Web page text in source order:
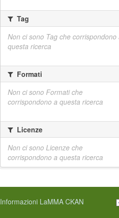
Tag
Non ci sono Tag che corrispondono
questa ricerca
Formati
Non ci sono Formati che
corrispondono a questa ricerca
Licenze
Non ci sono Licenze che
corrispondono a questa ricerca
Informazioni LaMMA CKAN